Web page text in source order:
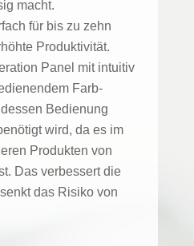
macht.
für bis zu zehn
Produktivität.
Panel mit intuitiv
Farb-
Bedienung
wird, da es im
Produkten von
Das verbessert die
das Risiko von